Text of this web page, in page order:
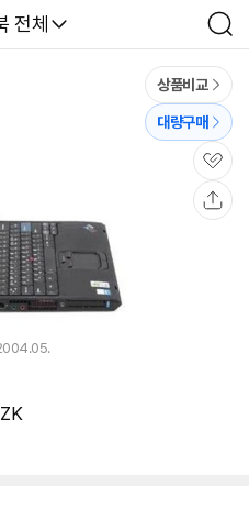
전체
검
색
상품비교
대량구매
관
심